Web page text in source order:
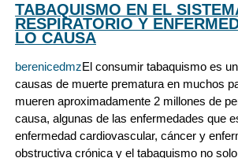
TABAQUISMO EN EL
RESPIRATORIO Y
LO CAUSA
berenicedmzEl consumir tabaquismo es
causas de muerte prematura en muchos
mueren aproximadamente 2 millones de
causa, algunas de las enfermedades que
enfermedad cardiovascular, cáncer y
obstructiva crónica y el tabaquismo no